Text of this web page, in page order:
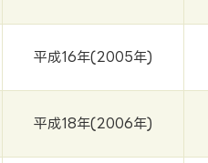
平成16年(2005年)
平成18年(2006年)